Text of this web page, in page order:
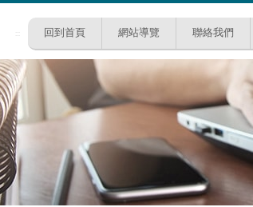
回到首頁 網站導覽 聯絡我們